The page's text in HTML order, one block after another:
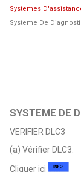
Systemes
Systeme De
SYSTEME DE
VERIFIER DLC3
(a) Vérifier DLC3.
Cliquer ici